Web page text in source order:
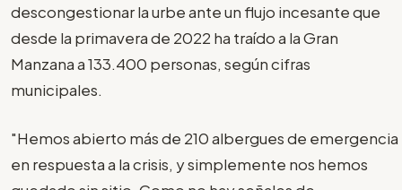
descongestionar la urbe ante un flujo incesante que
desde la primavera de 2022 ha traído a la Gran
Manzana a 133.400 personas, según cifras
municipales.
"Hemos abierto más de 210 albergues de emergencia
en respuesta a la crisis, y simplemente nos hemos